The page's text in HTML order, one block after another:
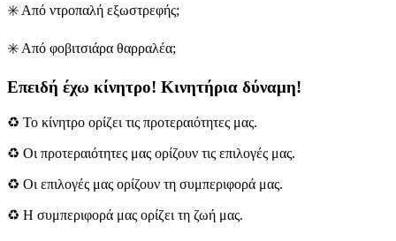
✳️ Από ντροπαλή εξωστρεφής;
✳️ Από φοβιτσιάρα θαρραλέα;
Επειδή έχω κίνητρο! Κινητήρια δύναμη!
♻️ Το κίνητρο ορίζει τις προτεραιότητες μας.
♻️ Οι προτεραιότητες μας ορίζουν τις επιλογές μας.
♻️ Οι επιλογές μας ορίζουν τη συμπεριφορά μας.
♻️ Η συμπεριφορά μας ορίζει τη ζωή μας.